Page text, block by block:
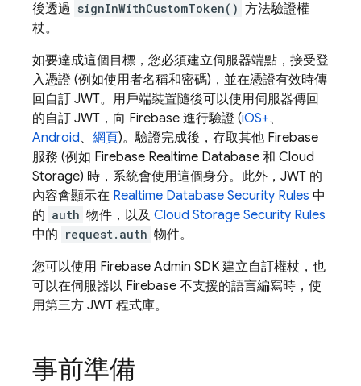
後透過 signInWithCustomToken() 方法驗證權
杖。
如要達成這個目標，您必須建立伺服器端點，接受登
入憑證 (例如使用者名稱和密碼)，並在憑證有效時傳
回自訂 JWT。用戶端裝置隨後可以使用伺服器傳回
的自訂 JWT，向 Firebase 進行驗證 (iOS+、
Android、 網頁)。驗證完成後，存取其他 Firebase
服務 (例如 Firebase Realtime Database 和 Cloud
Storage) 時，系統會使用這個身分。此外，JWT 的
內容會顯示在 Realtime Database Security Rules 中
的 auth 物件，以及 Cloud Storage Security Rules
中的 request.auth 物件。
您可以使用 Firebase Admin SDK 建立自訂權杖，也
可以在伺服器以 Firebase 不支援的語言編寫時，使
用第三方 JWT 程式庫。
事前準備